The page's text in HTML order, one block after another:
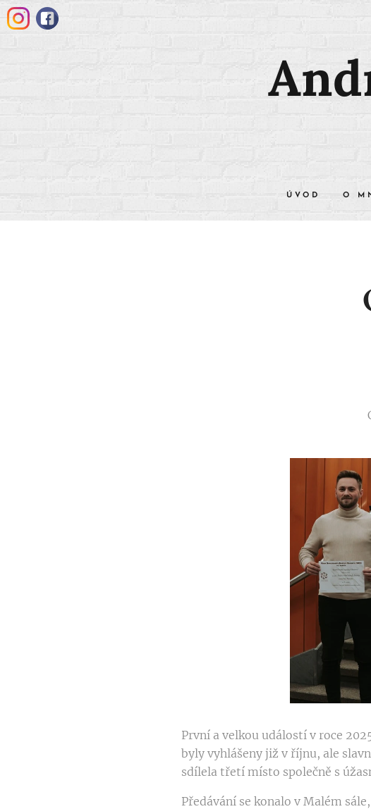
ÚVOD O
První a velkou událostí v roce
byly vyhlášeny již v říjnu, ale
sdílela třetí místo společně s
Předávání se konalo v Malém